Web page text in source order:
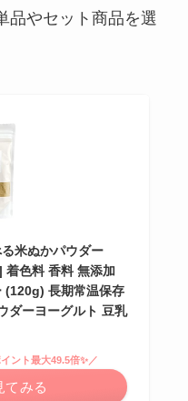
品やセット商品を選
米ぬかパウダー
色料 香料 無添加
(120g) 長期常温保存
ダーヨーグルト 豆乳
ント最大49.5倍✨／
てみる